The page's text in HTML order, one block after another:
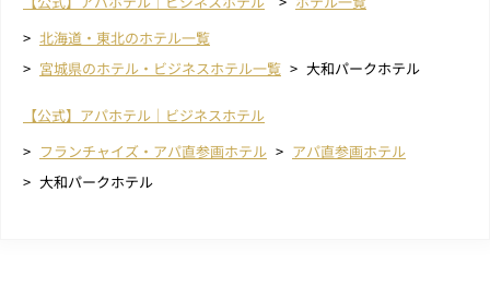
北海道・東北のホテル一覧
宮城県のホテル・ビジネスホテル一覧
大和パークホテル
【公式】アパホテル｜ビジネスホテル
フランチャイズ・アパ直参画ホテル
アパ直参画ホテル
大和パークホテル